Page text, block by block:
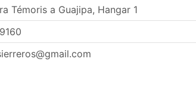
Témoris a Guajipa, Hangar 1